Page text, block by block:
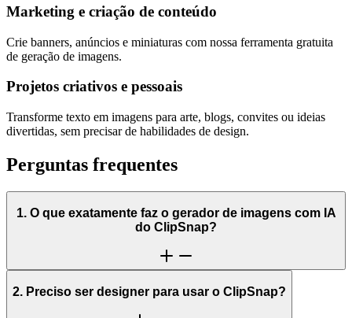
Marketing e criação de conteúdo
Crie banners, anúncios e miniaturas com nossa ferramenta gratuita
de geração de imagens.
Projetos criativos e pessoais
Transforme texto em imagens para arte, blogs, convites ou ideias
divertidas, sem precisar de habilidades de design.
Perguntas frequentes
1. O que exatamente faz o gerador de imagens com IA
do ClipSnap?
2. Preciso ser designer para usar o ClipSnap?